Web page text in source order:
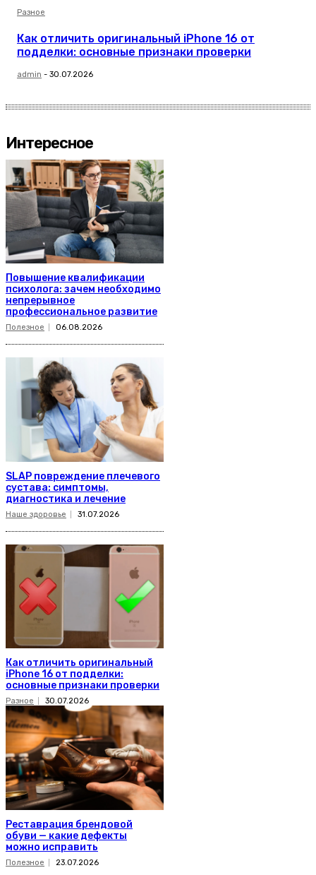
Разное
Как отличить оригинальный iPhone 16 от
подделки: основные признаки проверки
admin - 30.07.2026
Интересное
Повышение квалификации
психолога: зачем необходимо
непрерывное
профессиональное развитие
Полезное 06.08.2026
SLAP повреждение плечевого
сустава: симптомы,
диагностика и лечение
Наше здоровье 31.07.2026
Как отличить оригинальный
iPhone 16 от подделки:
основные признаки проверки
Разное 30.07.2026
Реставрация брендовой
обуви — какие дефекты
можно исправить
Полезное 23.07.2026